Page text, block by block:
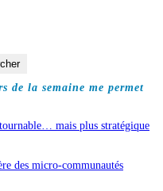
de la semaine me permet
mais plus stratégique
des micro-communautés